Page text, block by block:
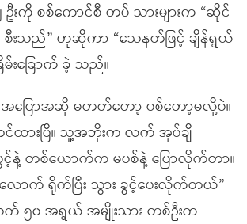
းကို စစ်ကောင်စီ တပ် သားများက “ဆိုင်
သည်” ဟုဆိုကာ “သေနတ်ဖြင့် ချိန်ရွယ်
မ်းခြောက် ခဲ့ သည်။
အပြောအဆို မတတ်တော့ ပစ်တော့မလို့ပဲ။
ထားပြီ။ သူ့အဘိုးက လက် အုပ်ချီ
င့်နဲ့ တစ်ယောက်က မပစ်နဲ့ ပြောလိုက်တာ။
ောက် ရိုက်ပြီး သွား ခွင့်ပေးလိုက်တယ်”
၅၀ အရွယ် အမျိုးသား တစ်ဦးက